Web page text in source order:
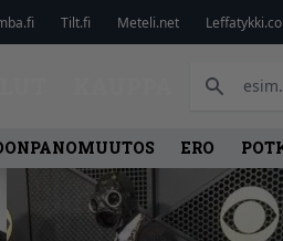
Tilt.fi Meteli.net
ERO